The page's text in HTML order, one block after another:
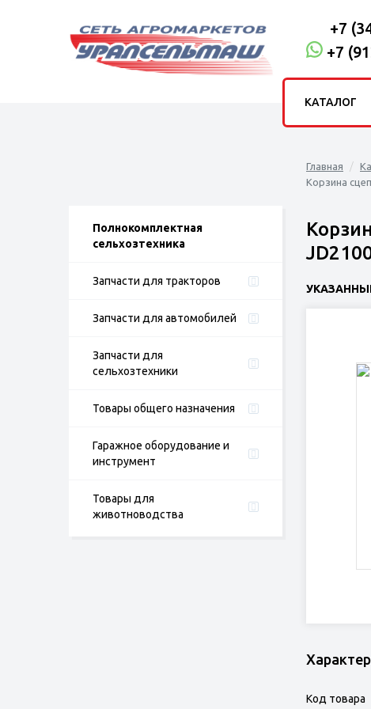
Полнокомплектная
сельхозтехника
Запчасти для тракторов
Запчасти для автомобилей
Запчасти для
сельхозтехники
Товары общего назначения
Гаражное оборудование и
инструмент
Товары для
животноводства
Главная
Корзина
Код товара
+7
+7
КАТАЛОГ